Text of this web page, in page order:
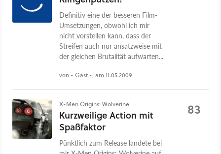
Definitiv eine der besseren Film-
Umsetzungen, obwohl ich mir
nicht vorstellen kann, dass der
Streifen auch nur ansatzweise mit
der gleichen Brutalität aufwarten...
von - Gast -, am 11.05.2009
X-Men Origins: Wolverine
Kurzweilige Action mit
Spaßfaktor
Pünktlich zum Release landete bei
83